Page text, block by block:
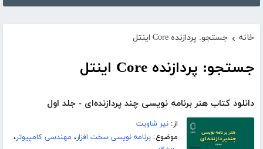
خانه › جستجو: پردازنده Core اینتل
جستجو: پردازنده Core اینتل
دانلود کتاب هنر برنامه نویسی چند پردازنده‌ای - جلد اول
از:نیر شاویت
موضوع:برنامه نویسی سخت افزار، مهندسی کامپیوتر،